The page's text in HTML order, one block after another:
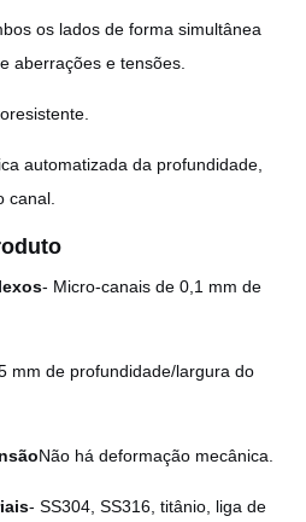
os lados de forma simultânea
aberrações e tensões.
automatizada da profundidade,
canal.
- Micro-canais de 0,1 mm de
mm de profundidade/largura do
Não há deformação mecânica.
- SS304, SS316, titânio, liga de